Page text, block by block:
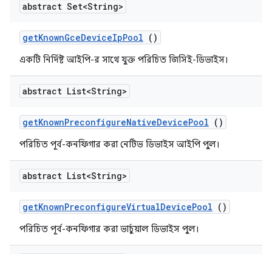
abstract Set<String>
getKnownGceDeviceIpPool ()
একটি নির্দিষ্ট আইপি-র সাথে যুক্ত পরিচিত জিসিই-ডিভাইস।
abstract List<String>
getKnownPreconfigureNativeDevicePool ()
পরিচিত পূর্ব-কনফিগার করা নেটিভ ডিভাইস আইপি পুল।
abstract List<String>
getKnownPreconfigureVirtualDevicePool ()
পরিচিত পূর্ব-কনফিগার করা ভার্চুয়াল ডিভাইস পুল।